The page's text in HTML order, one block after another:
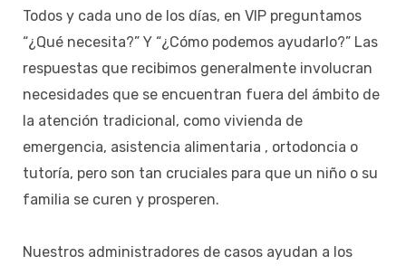
Todos y cada uno de los días, en VIP preguntamos
“¿Qué necesita?” Y “¿Cómo podemos ayudarlo?” Las
respuestas que recibimos generalmente involucran
necesidades que se encuentran fuera del ámbito de
la atención tradicional, como vivienda de
emergencia, asistencia alimentaria , ortodoncia o
tutoría, pero son tan cruciales para que un niño o su
familia se curen y prosperen.
Nuestros administradores de casos ayudan a los